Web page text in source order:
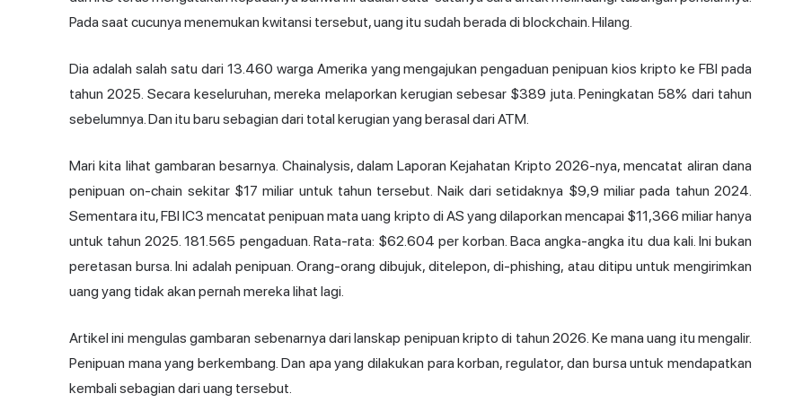
Pada saat cucunya menemukan kwitansi tersebut, uang itu sudah berada di blockchain. Hilang.
Dia adalah salah satu dari 13.460 warga Amerika yang mengajukan pengaduan penipuan kios kripto ke FBI pada
tahun 2025. Secara keseluruhan, mereka melaporkan kerugian sebesar $389 juta. Peningkatan 58% dari tahun
sebelumnya. Dan itu baru sebagian dari total kerugian yang berasal dari ATM.
Mari kita lihat gambaran besarnya. Chainalysis, dalam Laporan Kejahatan Kripto 2026-nya, mencatat aliran dana
penipuan on-chain sekitar $17 miliar untuk tahun tersebut. Naik dari setidaknya $9,9 miliar pada tahun 2024.
Sementara itu, FBI IC3 mencatat penipuan mata uang kripto di AS yang dilaporkan mencapai $11,366 miliar hanya
untuk tahun 2025. 181.565 pengaduan. Rata-rata: $62.604 per korban. Baca angka-angka itu dua kali. Ini bukan
peretasan bursa. Ini adalah penipuan. Orang-orang dibujuk, ditelepon, di-phishing, atau ditipu untuk mengirimkan
uang yang tidak akan pernah mereka lihat lagi.
Artikel ini mengulas gambaran sebenarnya dari lanskap penipuan kripto di tahun 2026. Ke mana uang itu mengalir.
Penipuan mana yang berkembang. Dan apa yang dilakukan para korban, regulator, dan bursa untuk mendapatkan
kembali sebagian dari uang tersebut.